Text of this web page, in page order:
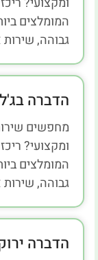
המומלצים
גבוהה, שירות
הדברה בג'ל
מחפשים
ומקצועי?
המומלצים
גבוהה, שירות
הדברה